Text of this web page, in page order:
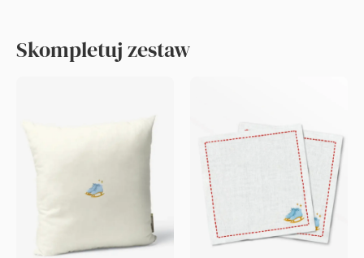
Skompletuj zestaw